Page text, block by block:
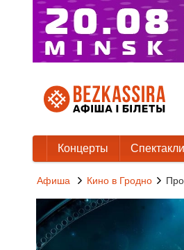
Концерты Спектакли
Афиша Кино в Гродно